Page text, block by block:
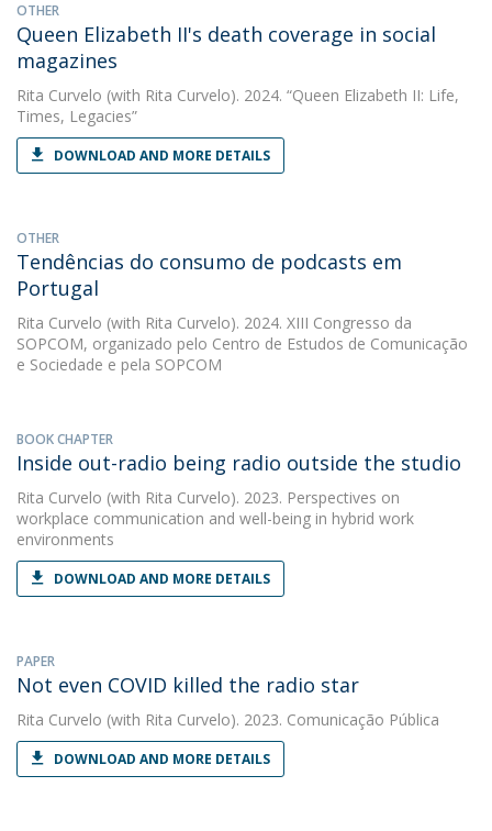
OTHER
Queen Elizabeth II's death coverage in social
magazines
Rita Curvelo (with Rita Curvelo). 2024. “Queen Elizabeth II: Life,
Times, Legacies”
DOWNLOAD AND MORE DETAILS
OTHER
Tendências do consumo de podcasts em
Portugal
Rita Curvelo (with Rita Curvelo). 2024. XIII Congresso da
SOPCOM, organizado pelo Centro de Estudos de Comunicação
e Sociedade e pela SOPCOM
BOOK CHAPTER
Inside out-radio being radio outside the studio
Rita Curvelo (with Rita Curvelo). 2023. Perspectives on
workplace communication and well-being in hybrid work
environments
DOWNLOAD AND MORE DETAILS
PAPER
Not even COVID killed the radio star
Rita Curvelo (with Rita Curvelo). 2023. Comunicação Pública
DOWNLOAD AND MORE DETAILS